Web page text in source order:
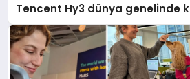
Tencent Hy3 dünya genelinde